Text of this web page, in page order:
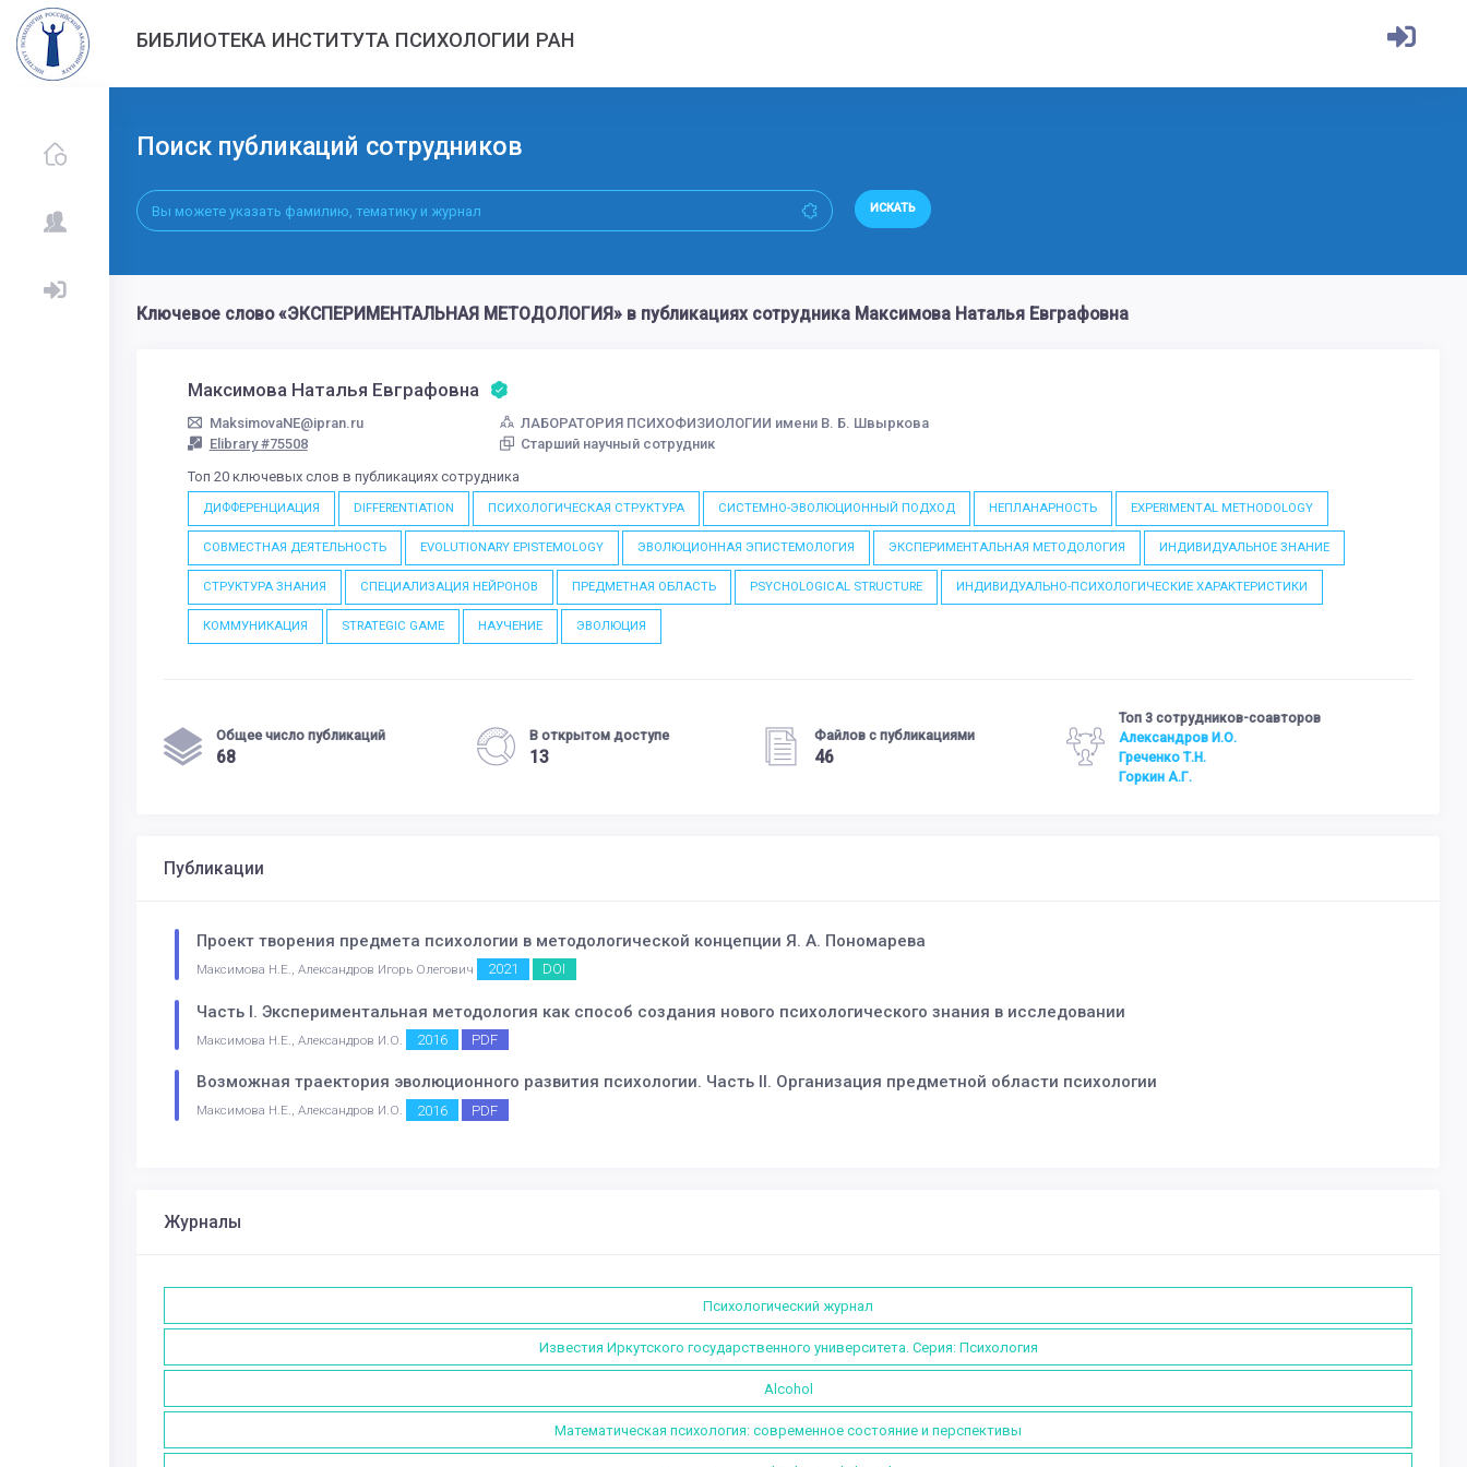
БИБЛИОТЕКА ИНСТИТУТА ПСИХОЛОГИИ РАН
Поиск публикаций сотрудников
ИСКАТЬ
Ключевое слово «ЭКСПЕРИМЕНТАЛЬНАЯ МЕТОДОЛОГИЯ» в публикациях сотрудника Максимова Наталья Евграфовна
Максимова Наталья Евграфовна
MaksimovaNE@ipran.ru
Elibrary #75508
ЛАБОРАТОРИЯ ПСИХОФИЗИОЛОГИИ имени В. Б. Швыркова
Старший научный сотрудник
Топ 20 ключевых слов в публикациях сотрудника
ДИФФЕРЕНЦИАЦИЯ DIFFERENTIATION ПСИХОЛОГИЧЕСКАЯ СТРУКТУРА СИСТЕМНО-ЭВОЛЮЦИОННЫЙ ПОДХОД НЕПЛАНАРНОСТЬ EXPERIMENTAL METHODOLOGY
СОВМЕСТНАЯ ДЕЯТЕЛЬНОСТЬ EVOLUTIONARY EPISTEMOLOGY ЭВОЛЮЦИОННАЯ ЭПИСТЕМОЛОГИЯ ЭКСПЕРИМЕНТАЛЬНАЯ МЕТОДОЛОГИЯ ИНДИВИДУАЛЬНОЕ ЗНАНИЕ
СТРУКТУРА ЗНАНИЯ СПЕЦИАЛИЗАЦИЯ НЕЙРОНОВ ПРЕДМЕТНАЯ ОБЛАСТЬ PSYCHOLOGICAL STRUCTURE ИНДИВИДУАЛЬНО-ПСИХОЛОГИЧЕСКИЕ ХАРАКТЕРИСТИКИ
КОММУНИКАЦИЯ STRATEGIC GAME НАУЧЕНИЕ ЭВОЛЮЦИЯ
Общее число публикаций
68
В открытом доступе
13
Файлов с публикациями
46
Топ 3 сотрудников-соавторов
Александров И.О.
Греченко Т.Н.
Горкин А.Г.
Публикации
Проект творения предмета психологии в методологической концепции Я. А. Пономарева
Максимова Н.Е., Александров Игорь Олегович 2021 DOI
Часть I. Экспериментальная методология как способ создания нового психологического знания в исследовании
Максимова Н.Е., Александров И.О. 2016 PDF
Возможная траектория эволюционного развития психологии. Часть II. Организация предметной области психологии
Максимова Н.Е., Александров И.О. 2016 PDF
Журналы
Психологический журнал
Известия Иркутского государственного университета. Серия: Психология
Alcohol
Математическая психология: современное состояние и перспективы